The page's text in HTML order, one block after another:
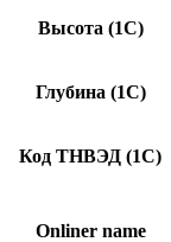
Высота (1С)
Глубина (1С)
Код ТНВЭД (1С)
Onliner name